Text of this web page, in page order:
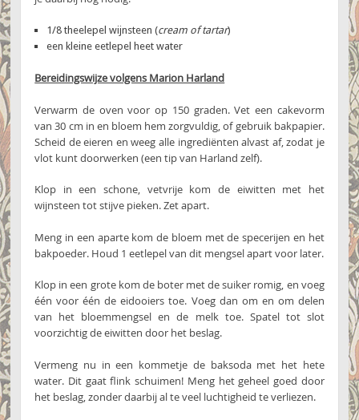
1/8 theelepel wijnsteen (cream of tartar)
een kleine eetlepel heet water
Bereidingswijze volgens Marion Harland
Verwarm de oven voor op 150 graden. Vet een cakevorm
van 30 cm in en bloem hem zorgvuldig, of gebruik bakpapier.
Scheid de eieren en weeg alle ingrediënten alvast af, zodat je
vlot kunt doorwerken (een tip van Harland zelf).
Klop in een schone, vetvrije kom de eiwitten met het
wijnsteen tot stijve pieken. Zet apart.
Meng in een aparte kom de bloem met de specerijen en het
bakpoeder. Houd 1 eetlepel van dit mengsel apart voor later.
Klop in een grote kom de boter met de suiker romig, en voeg
één voor één de eidooiers toe. Voeg dan om en om delen
van het bloemmengsel en de melk toe. Spatel tot slot
voorzichtig de eiwitten door het beslag.
Vermeng nu in een kommetje de baksoda met het hete
water. Dit gaat flink schuimen! Meng het geheel goed door
het beslag, zonder daarbij al te veel luchtigheid te verliezen.